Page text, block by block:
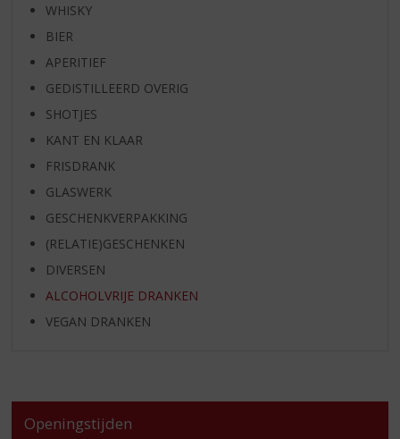
WHISKY
BIER
APERITIEF
GEDISTILLEERD OVERIG
SHOTJES
KANT EN KLAAR
FRISDRANK
GLASWERK
GESCHENKVERPAKKING
(RELATIE)GESCHENKEN
DIVERSEN
ALCOHOLVRIJE DRANKEN
VEGAN DRANKEN
Openingstijden